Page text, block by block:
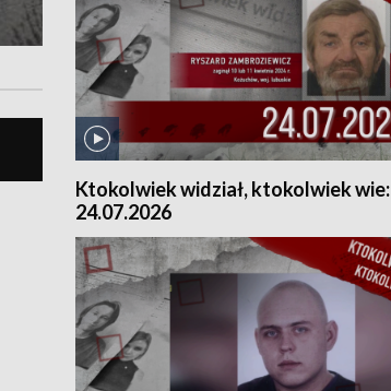
Ktokolwiek widział, ktokolwiek wie:
24.07.2026